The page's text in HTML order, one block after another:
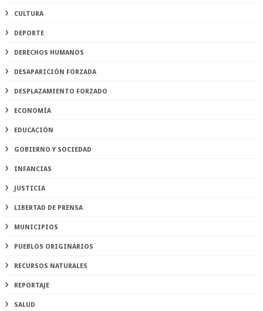
CULTURA
DEPORTE
DERECHOS HUMANOS
DESAPARICIÓN FORZADA
DESPLAZAMIENTO FORZADO
ECONOMÍA
EDUCACIÓN
GOBIERNO Y SOCIEDAD
INFANCIAS
JUSTICIA
LIBERTAD DE PRENSA
MUNICIPIOS
PUEBLOS ORIGINARIOS
RECURSOS NATURALES
REPORTAJE
SALUD